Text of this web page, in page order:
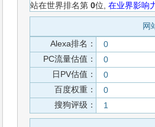
站在世界排名第 0位, 在业界影响
网
Alexa排名：
0
PC流量估值：
0
日PV估值：
0
百度权重：
0
搜狗评级：
1